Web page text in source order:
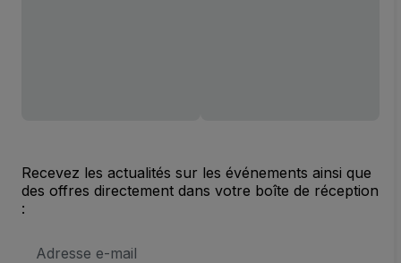
Recevez les actualités sur les événements ainsi que
des offres directement dans votre boîte de réception
:
e-